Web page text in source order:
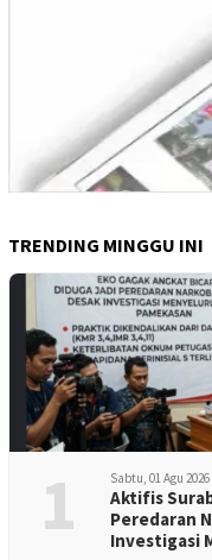
TRENDING MINGGU INI
1 Sabtu, 01 Agu
Aktifis
Peredaran
Investigasi